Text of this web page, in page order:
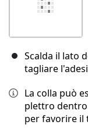
Scalda il lato
tagliare
La colla può
plettro
per favorire il